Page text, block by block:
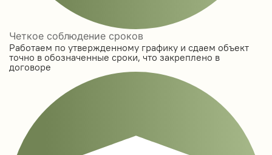
Четкое соблюдение сроков
Работаем по утвержденному графику и сдаем объект
точно в обозначенные сроки, что закреплено в
договоре